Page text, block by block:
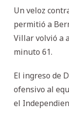
Un veloz
permitió a
Villar volvió a
minuto 61.
El ingreso de
ofensivo al
el